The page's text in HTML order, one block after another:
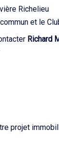
Richelieu
et le
Richard
projet